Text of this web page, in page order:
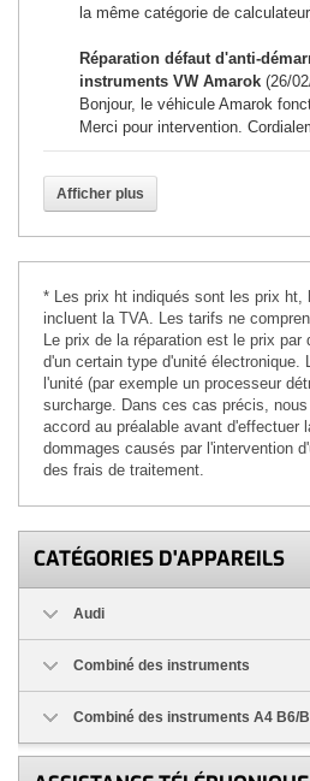
la même catégorie de
Réparation défaut d'anti-
instruments VW Amarok (26/
Bonjour, le véhicule Amarok
Merci pour intervention.
Afficher plus
* Les prix ht indiqués sont les prix ht,
incluent la TVA. Les tarifs ne
Le prix de la réparation est le prix
d'un certain type d'unité électronique.
l'unité (par exemple un processeur
surcharge. Dans ces cas précis,
accord au préalable avant d'effectuer
dommages causés par l'intervention
des frais de traitement.
CATÉGORIES D'APPAREILS
Audi
Combiné des instruments
Combiné des instruments A4 B6/